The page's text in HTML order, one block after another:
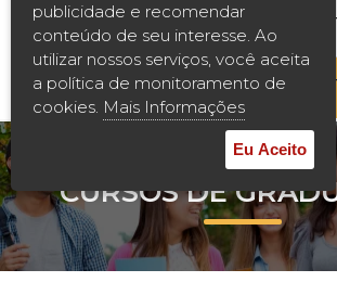
Vestibular
2ª Graduação
Transferência
Reingresso
Prouni
BOLSAS E
ENTRE EM
CURSOS DE
publicidade e recomendar
conteúdo de seu interesse. Ao
utilizar nossos serviços, você aceita
a política de monitoramento de
cookies. Mais Informações
Eu Aceito